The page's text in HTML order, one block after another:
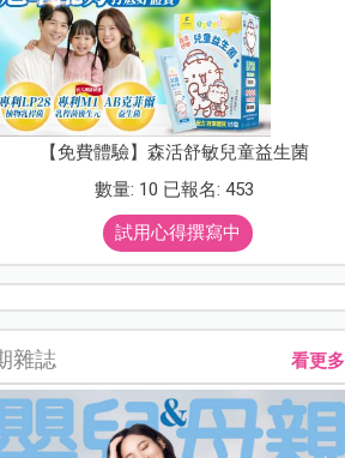
【免費體驗】森活舒敏兒童益生菌
數量: 10 已報名: 453
試用心得撰寫中
雜誌 看更多